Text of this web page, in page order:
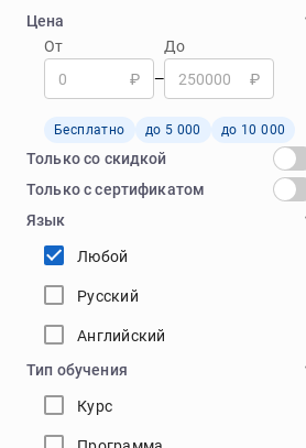
Цена
От
₽
—
До
₽
Бесплатно до 5 000 до 10 000
Только со скидкой
Только с cертификатом
Язык
Любой
Русский
Английский
Тип обучения
Курс